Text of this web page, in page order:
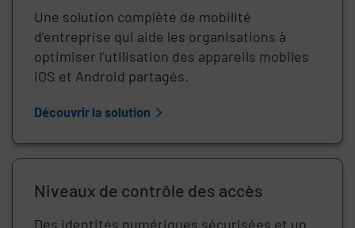
Une solution complète de mobilité
d’entreprise qui aide les organisations à
optimiser l’utilisation des appareils mobiles
iOS et Android partagés.
Découvrir la solution
Niveaux de contrôle des accès
Des identités numériques sécurisées et un